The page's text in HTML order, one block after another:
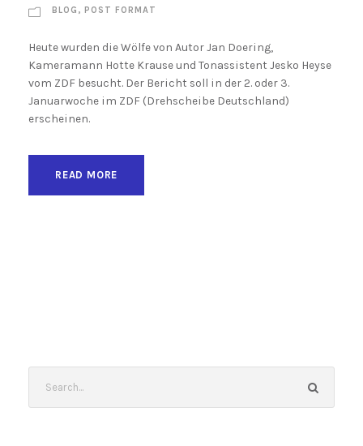
BLOG , POST FORMAT
Heute wurden die Wölfe von Autor Jan Doering,
Kameramann Hotte Krause und Tonassistent Jesko Heyse
vom ZDF besucht. Der Bericht soll in der 2. oder 3.
Januarwoche im ZDF (Drehscheibe Deutschland)
erscheinen.
READ MORE